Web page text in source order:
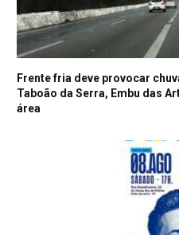
Frente fria deve provocar
Taboão da Serra, Embu das
área